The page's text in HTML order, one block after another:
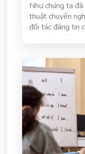
Như chúng ta
thuật chuyên
đối tác đáng tin
dịch chính xác,
Dịch thuật Hoa
hàng mọi dịchh
các ngôn ngữ.
mà chúng tôi
qua loa. Vậy,
Hoa Sen nếu
tôi đã và đang
một cách
thuật Hoa Sen